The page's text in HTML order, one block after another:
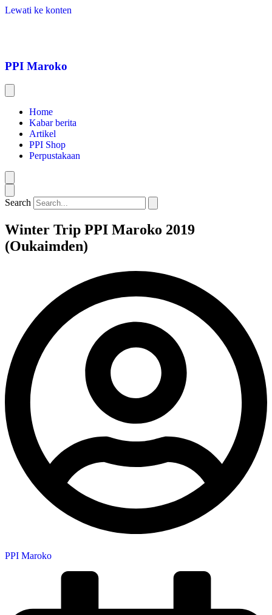
Lewati ke konten
PPI Maroko
Home
Kabar berita
Artikel
PPI Shop
Perpustakaan
Search
Winter Trip PPI Maroko 2019
(Oukaimden)
PPI Maroko